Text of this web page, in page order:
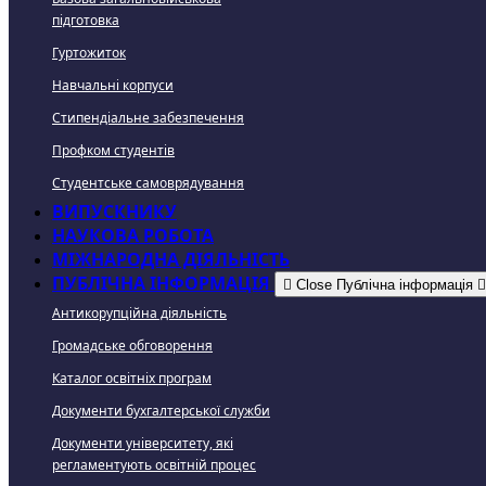
підготовка
Гуртожиток
Навчальні корпуси
Стипендіальне забезпечення
Профком студентів
Студентське самоврядування
ВИПУСКНИКУ
НАУКОВА РОБОТА
МІЖНАРОДНА ДІЯЛЬНІСТЬ
ПУБЛІЧНА ІНФОРМАЦІЯ
Close Публічна інформація
Антикорупційна діяльність
Громадське обговорення
Каталог освітніх програм
Документи бухгалтерської служби
Документи університету, які
регламентують освітній процес